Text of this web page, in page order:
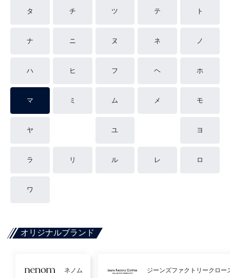
タ チ ツ テ ト
ナ ニ ヌ ネ ノ
ハ ヒ フ ヘ ホ
マ ミ ム メ モ
ヤ ユ ヨ
ラ リ ル レ ロ
ワ
オリジナルブランド
ネノム ジーンズファクトリークロー